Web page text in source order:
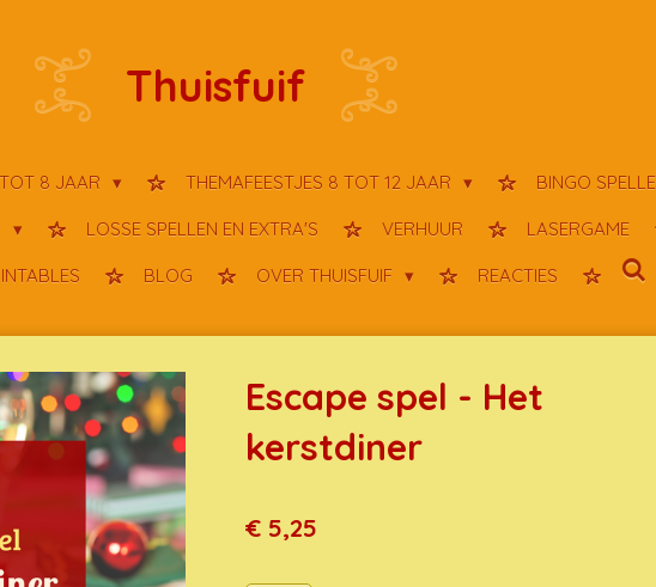
Thuisfuif
8 JAAR THEMAFEESTJES 8 TOT 12 JAAR BINGO
LOSSE SPELLEN EN EXTRA'S VERHUUR LASERGAME
BLOG OVER THUISFUIF REACTIES
Escape spel - Het
kerstdiner
€ 5,25